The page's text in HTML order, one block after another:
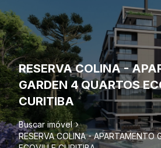
RESERVA COLINA -
GARDEN 4 QUARTOS
CURITIBA
Buscar imóvel
RESERVA COLINA - APARTAMENTO